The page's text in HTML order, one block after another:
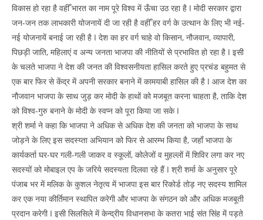
विकास हो रहा है वहीँ भारत का नाम पूरे विश्व में ऊँचा उठ रहा है I मोदी सरकार द्वारा
जन-जन तक लाभकारी योजनायें दी जा रही है वहीँ हर वर्ग के उत्थान के लिए भी नई-
नई योजनायें बनाई जा रही है I देश का हर वर्ग चाहे वो किसान, नौजवान, व्यापारी,
पिछड़ी जाति, महिलाएं व अन्य जनता भाजपा की नीतियों से प्रभावित हो रहा है I इसी
के चलते भाजपा ने देश की जनत की विश्वसनीयता हासिल करते हुए प्रचंड बहुमत से
एक बार फिर से केंद्र में अपनी सरकार बनाने में कामयाबी हासिल की है I आज देश का
नौजवान भाजपा के साथ जुड़ कर मोदी के हाथों को मजबूत करना चाहता है, ताकि देश
को विश्व-गुरु बनाने के मोदी के स्वप्न को पूरा किया जा सके I
श्री शर्मा ने कहा कि भाजपा ने अधिक से अधिक देश की जनता को भाजपा के साथ
जोड़ने के लिए इस सदस्य्ता अभियान को फिर से आरम्भ किया है, जहाँ भाजपा के
कार्यकर्ता घर-घर गली-गली जाकर व स्कूलों, कोलेजों व मुहल्लों में शिविर लगा कर नए
सदस्यों को मोबाइल एप के जरिये सदस्यता दिलवा रहे हैं I श्री शर्मा के अनुसार पूरे
पंजाब भर में मलिक के कुशल नेतृत्व में भाजपा इस बार रिकोर्ड तोड़ नए सदस्य शामिल
कर एक नया कीर्तिमान स्थापित करेगी और भाजपा के संगठन को और अधिक मजबूती
प्रदान करेगी I इसी सिलसिले में केन्द्रीय विधानसभा के कतरा भाई संत सिंह में पड़ते